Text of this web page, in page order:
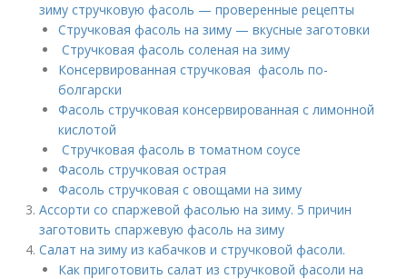
зиму стручковую фасоль — проверенные рецепты
Стручковая фасоль на зиму — вкусные заготовки
Стручковая фасоль соленая на зиму
Консервированная стручковая фасоль по-
болгарски
Фасоль стручковая консервированная с лимонной
кислотой
Стручковая фасоль в томатном соусе
Фасоль стручковая острая
Фасоль стручковая с овощами на зиму
Ассорти со спаржевой фасолью на зиму. 5 причин
заготовить спаржевую фасоль на зиму
Салат на зиму из кабачков и стручковой фасоли.
Как приготовить салат из стручковой фасоли на